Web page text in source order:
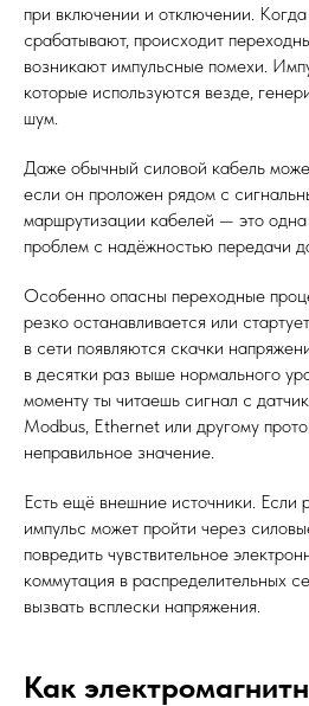
при включении и отключении.
срабатывают, происходит
возникают импульсные помехи.
которые используются везде,
шум.
Даже обычный силовой кабель
если он проложен рядом с
маршрутизации кабелей — это
проблем с надёжностью передачи
Особенно опасны переходные
резко останавливается или
в сети появляются скачки
в десятки раз выше нормального
моменту ты читаешь сигнал с
Modbus, Ethernet или другому
неправильное значение.
Есть ещё внешние источники. Если
импульс может пройти через
повредить чувствительное
коммутация в распределительных
вызвать всплески напряжения.
Как